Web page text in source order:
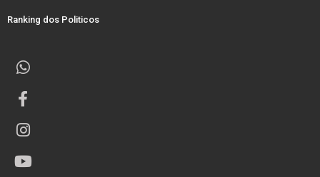
Ranking dos Politicos